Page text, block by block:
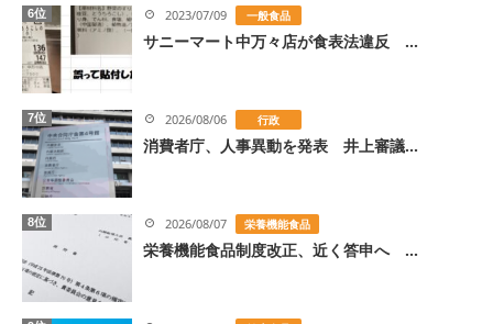
6位 2023/07/09 一般食品
サニーマート中万々店が食表法違反 ...
7位 2026/08/06 行政
消費者庁、人事異動を発表 井上審議...
8位 2026/08/07 栄養機能食品
栄養機能食品制度改正、近く答申へ ...